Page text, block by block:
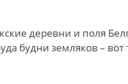
деревни и поля
будни земляков – вот